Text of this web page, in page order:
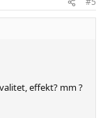
effekt? mm ?